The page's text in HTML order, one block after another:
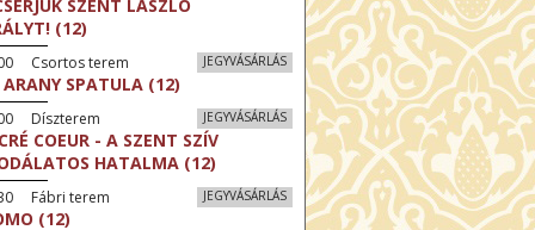
SZENT LÁSZLÓ
(12)
JEGYVÁSÁRLÁS
Csortos terem
SPATULA (12)
JEGYVÁSÁRLÁS
Díszterem
COEUR - A SZENT SZÍV
HATALMA (12)
JEGYVÁSÁRLÁS
Fábri terem
(12)